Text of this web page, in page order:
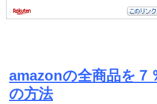
amazonの全商品を７
の方法